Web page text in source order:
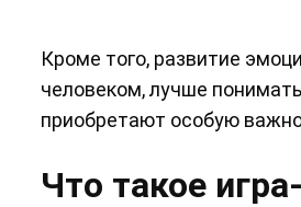
Кроме того, развитие
человеком, лучше
приобретают особую
Что такое